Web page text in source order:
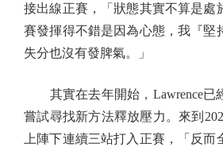
接出線正賽，「狀態其實不算是處
賽發揮得不錯是因為心態，我『堅
失分也沒有發脾氣。」
其實在去年開始，Lawrence已
嘗試尋找新方法釋放壓力。來到
上陣下連續三站打入正賽，「反而